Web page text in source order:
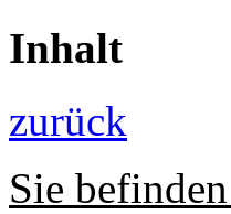
Inhalt
zurück
Sie